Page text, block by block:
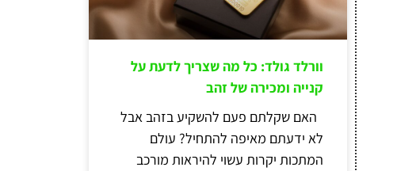
וורלד גולד: כל מה שצריך לדעת על
קנייה ומכירה של זהב
האם שקלתם פעם להשקיע בזהב אבל
לא ידעתם מאיפה להתחיל? עולם
המתכות יקרות עשוי להיראות מורכב